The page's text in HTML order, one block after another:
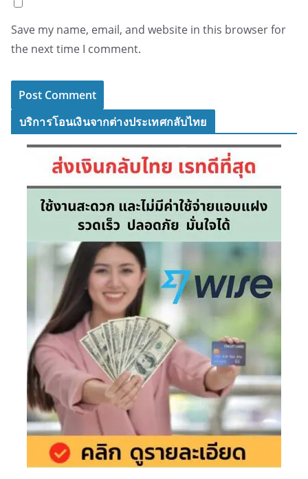
Save my name, email, and website in this browser for
the next time I comment.
บริการโอนเงินจากต่างประเทศกลับไทย